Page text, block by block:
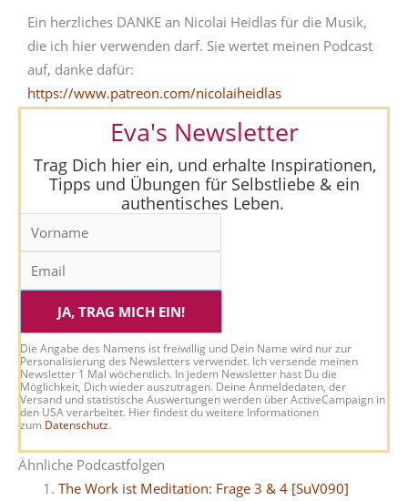
Ein herzliches DANKE an Nicolai Heidlas für die Musik,
die ich hier verwenden darf. Sie wertet meinen Podcast
auf, danke dafür:
https://www.patreon.com/nicolaiheidlas
Eva's Newsletter
Trag Dich hier ein, und erhalte Inspirationen,
Tipps und Übungen für Selbstliebe & ein
authentisches Leben.
JA, TRAG MICH EIN!
Die Angabe des Namens ist freiwillig und Dein Name wird nur zur
Personalisierung des Newsletters verwendet. Ich versende meinen
Newsletter 1 Mal wöchentlich. In jedem Newsletter hast Du die
Möglichkeit, Dich wieder auszutragen. Deine Anmeldedaten, der
Versand und statistische Auswertungen werden über ActiveCampaign in
den USA verarbeitet. Hier findest du weitere Informationen
zum Datenschutz.
Ähnliche Podcastfolgen
The Work ist Meditation: Frage 3 & 4 [SuV090]